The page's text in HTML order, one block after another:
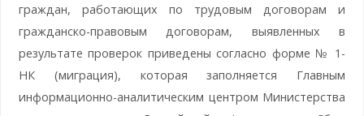
граждан, работающих по трудовым договорам и
гражданско-правовым договорам, выявленных в
результате проверок приведены согласно форме № 1-
НК (миграция), которая заполняется Главным
информационно-аналитическим центром Министерства